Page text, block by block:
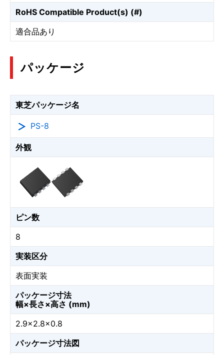
RoHS Compatible Product(s) (#)
適合品あり
パッケージ
東芝パッケージ名
PS-8
外観
ピン数
8
実装区分
表面実装
パッケージ寸法
幅×長さ×高さ (mm)
2.9×2.8×0.8
パッケージ寸法図